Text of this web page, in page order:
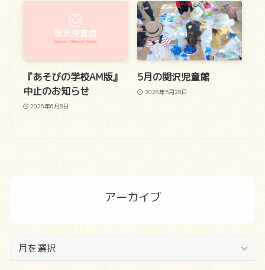
『あそびの学校AM版』
中止のお知らせ
2026年6月8日
5月の関沢児童館
2026年5月28日
アーカイブ
ー